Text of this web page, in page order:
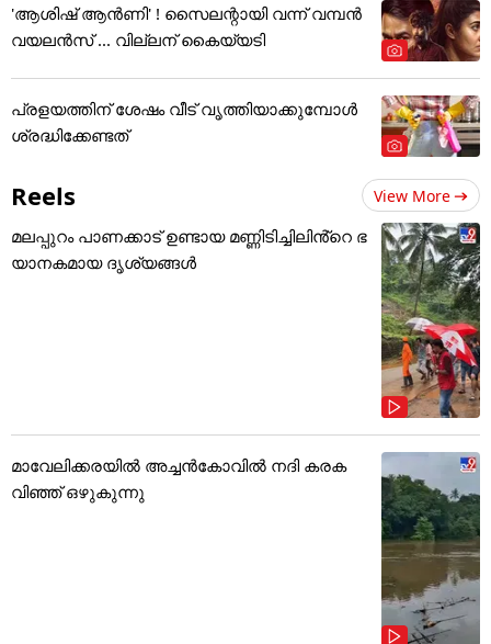
'ആശിഷ് ആൻണി' ! സൈലന്റായി വന്ന് വമ്പൻ
വയലൻസ് ... വില്ലന് കൈയ്യടി
പ്രളയത്തിന് ശേഷം വീട് വൃത്തിയാക്കുമ്പോൾ
ശ്രദ്ധിക്കേണ്ടത്
Reels View More
മലപ്പുറം പാണക്കാട് ഉണ്ടായ മണ്ണിടിച്ചിലിൻ്റെ ഭ
യാനകമായ ദൃശ്യങ്ങൾ
മാവേലിക്കരയിൽ അച്ചൻകോവിൽ നദി കരക
വിഞ്ഞ് ഒഴുകുന്നു